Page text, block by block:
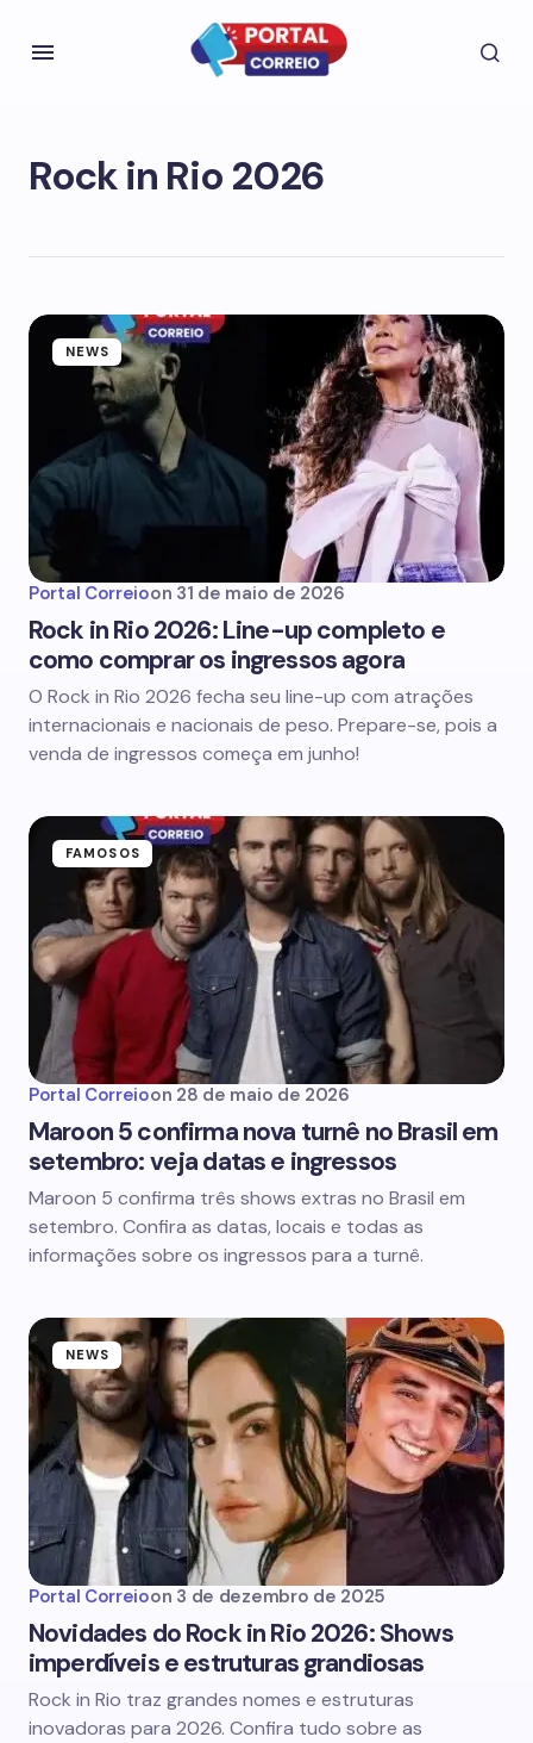
Rock in Rio 2026
NEWS
Portal Correioon 31 de maio de 2026
Rock in Rio 2026: Line-up completo e
como comprar os ingressos agora
O Rock in Rio 2026 fecha seu line-up com atrações
internacionais e nacionais de peso. Prepare-se, pois a
venda de ingressos começa em junho!
FAMOSOS
Portal Correioon 28 de maio de 2026
Maroon 5 confirma nova turnê no Brasil em
setembro: veja datas e ingressos
Maroon 5 confirma três shows extras no Brasil em
setembro. Confira as datas, locais e todas as
informações sobre os ingressos para a turnê.
NEWS
Portal Correioon 3 de dezembro de 2025
Novidades do Rock in Rio 2026: Shows
imperdíveis e estruturas grandiosas
Rock in Rio traz grandes nomes e estruturas
inovadoras para 2026. Confira tudo sobre as